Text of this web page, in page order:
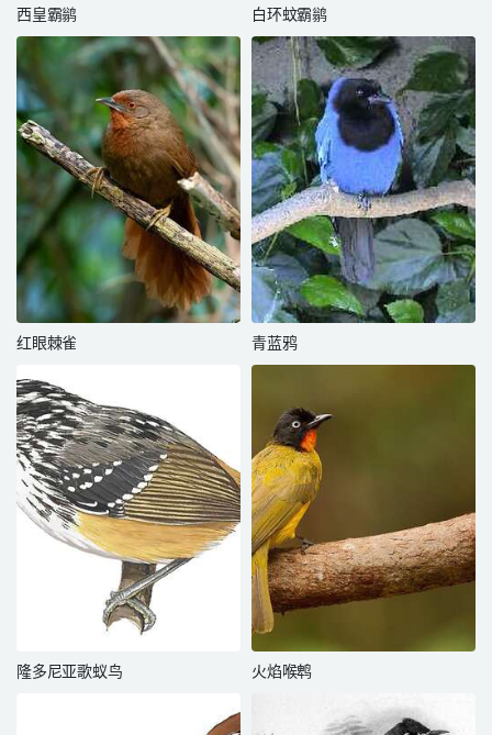
西皇霸鹟 白环蚊霸鹟
红眼棘雀 青蓝鸦
隆多尼亚歌蚁鸟 火焰喉鹎